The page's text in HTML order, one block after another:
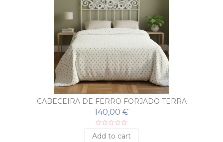
CABECEIRA DE FERRO FORJADO TERRA
140,00 €
Add to cart